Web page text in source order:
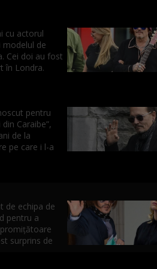
cu actorul
modelul de
Cei doi au fost
în Londra.
pentru
Caraibe”,
de la
pe care i l-a
de echipa de
pentru a
surprins de